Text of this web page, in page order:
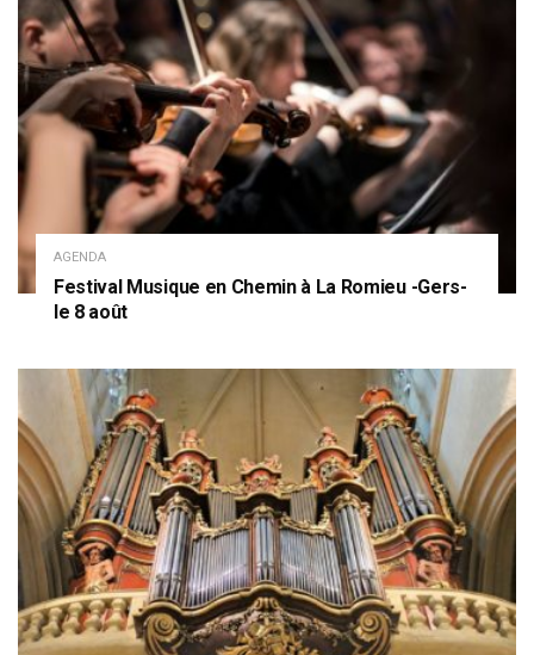
AGENDA
Festival Musique en Chemin à La Romieu -Gers-
le 8 août